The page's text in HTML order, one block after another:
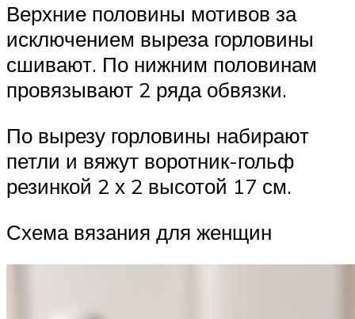
Верхние половины мотивов за
исключением выреза горловины
сшивают. По нижним половинам
провязывают 2 ряда обвязки.
По вырезу горловины набирают
петли и вяжут воротник-гольф
резинкой 2 х 2 высотой 17 см.
Схема вязания для женщин